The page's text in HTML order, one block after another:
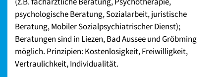
psychologische Beratung, Sozialarbeit, juristische
Beratung, Mobiler Sozialpsychiatrischer Dienst);
Beratungen sind in Liezen, Bad Aussee und Gröbming
möglich. Prinzipien: Kostenlosigkeit, Freiwilligkeit,
Vertraulichkeit, Individualität.